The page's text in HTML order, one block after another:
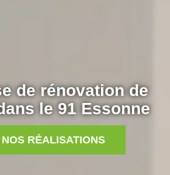
de rénovation de
le 91 Essonne
RÉALISATIONS